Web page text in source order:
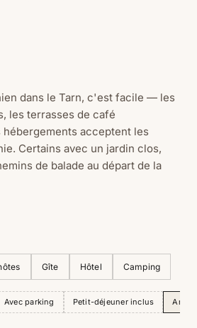
dans le Tarn, c'est facile — les
les terrasses de café
acceptent les
Certains avec un jardin clos,
de balade au départ de la
Gîte Hôtel Camping
Avec parking Petit-déjeuner inclus